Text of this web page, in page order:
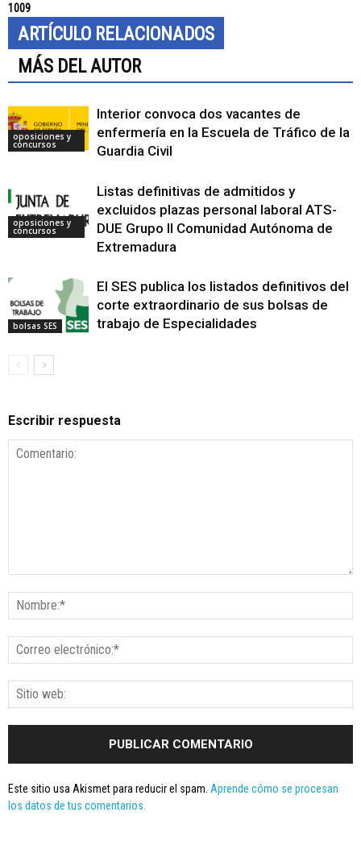
1009
ARTÍCULO RELACIONADOS
MÁS DEL AUTOR
oposiciones y
concursos
Interior convoca dos vacantes de
enfermería en la Escuela de Tráfico de la
Guardia Civil
oposiciones y
concursos
Listas definitivas de admitidos y
excluidos plazas personal laboral ATS-
DUE Grupo II Comunidad Autónoma de
Extremadura
bolsas SES
El SES publica los listados definitivos del
corte extraordinario de sus bolsas de
trabajo de Especialidades
Escribir respuesta
Este sitio usa Akismet para reducir el spam. Aprende cómo se procesan
los datos de tus comentarios.